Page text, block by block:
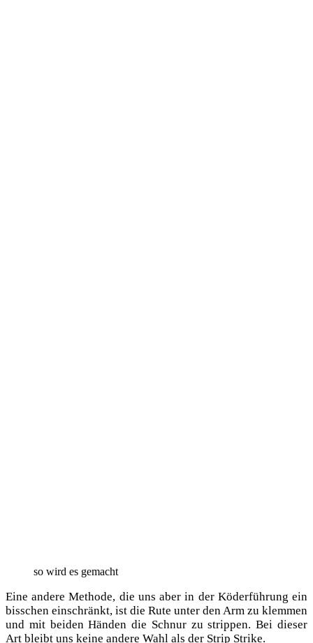
so wird es gemacht
Eine ande­re Metho­de, die uns aber in der Köder­füh­rung ein
biss­chen ein­schränkt, ist die Rute unter den Arm zu klem­men
und mit bei­den Hän­den die Schnur zu strip­pen. Bei die­ser
Art bleibt uns kei­ne ande­re Wahl als der Strip Strike.